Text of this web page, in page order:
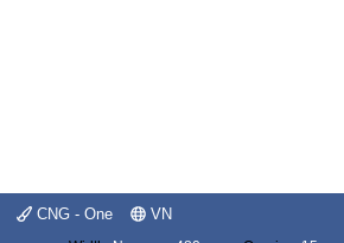
CNG - One VN